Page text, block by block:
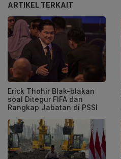
ARTIKEL TERKAIT
Erick Thohir Blak-blakan
soal Ditegur FIFA dan
Rangkap Jabatan di PSSI